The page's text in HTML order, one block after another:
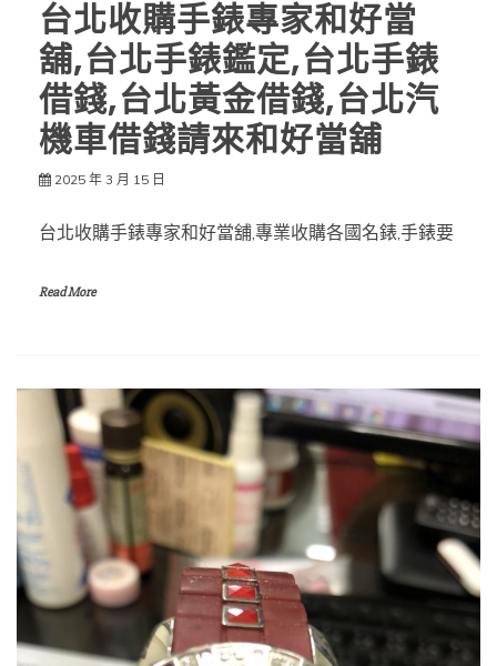
台北收購手錶專家和好當
舖,台北手錶鑑定,台北手錶
借錢,台北黃金借錢,台北汽
機車借錢請來和好當舖
2025 年 3 月 15 日
台北收購手錶專家和好當舖,專業收購各國名錶,手錶要
Read More